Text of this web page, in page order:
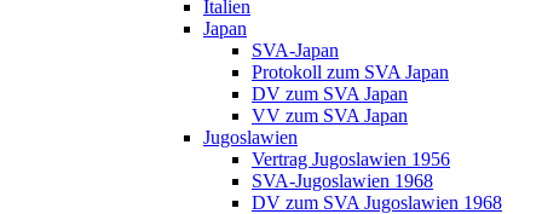
Italien
Japan
SVA-Japan
Protokoll zum SVA Japan
DV zum SVA Japan
VV zum SVA Japan
Jugoslawien
Vertrag Jugoslawien 1956
SVA-Jugoslawien 1968
DV zum SVA Jugoslawien 1968